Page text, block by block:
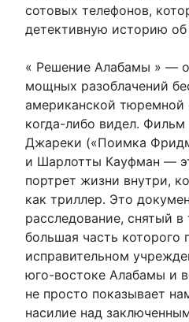
сотовых телефонов,
детективную историю об
« Решение Алабамы » —
мощных разоблачений
американской тюремной
когда-либо видел.
Джареки («Поимка
и Шарлотты Кауфман —
портрет жизни внутри,
как триллер. Это
расследование, снятый в
большая часть которого
исправительном
юго-востоке Алабамы и
не просто показывает
насилие над